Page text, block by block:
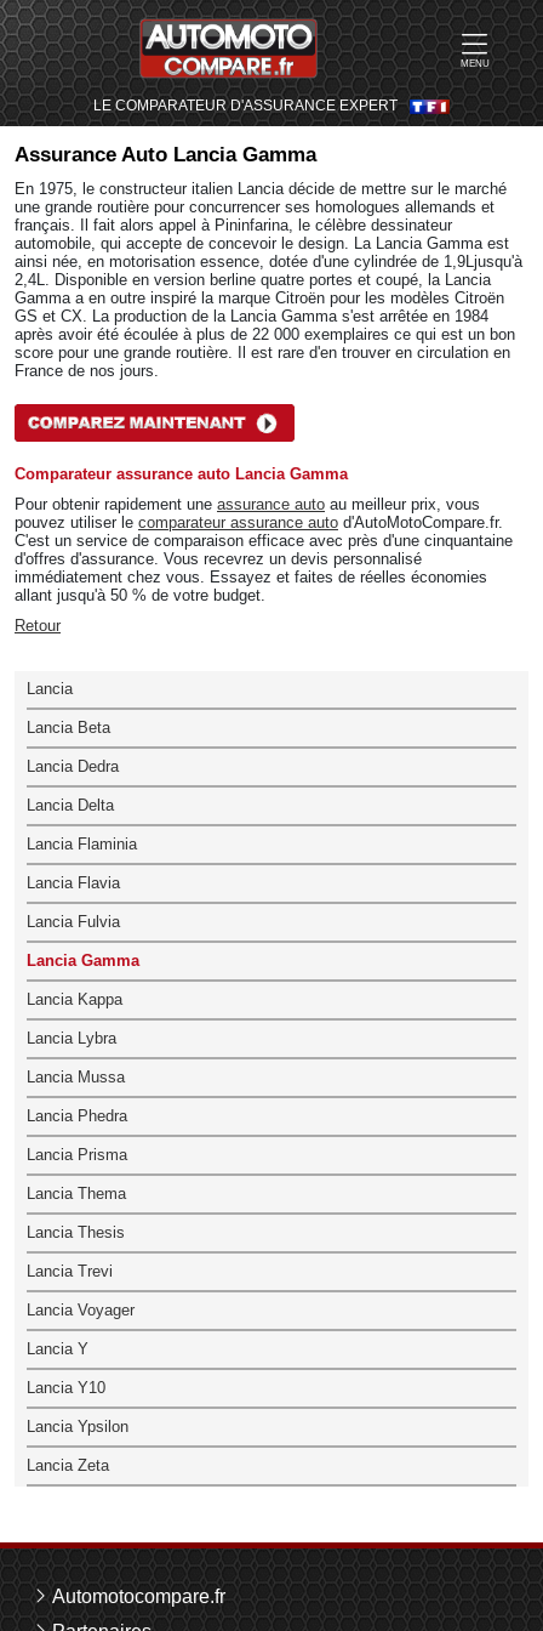
MENU
LE COMPARATEUR D'ASSURANCE EXPERT
Assurance Auto Lancia Gamma
En 1975, le constructeur italien Lancia décide de mettre sur le marché
une grande routière pour concurrencer ses homologues allemands et
français. Il fait alors appel à Pininfarina, le célèbre dessinateur
automobile, qui accepte de concevoir le design. La Lancia Gamma est
ainsi née, en motorisation essence, dotée d'une cylindrée de 1,9Ljusqu'à
2,4L. Disponible en version berline quatre portes et coupé, la Lancia
Gamma a en outre inspiré la marque Citroën pour les modèles Citroën
GS et CX. La production de la Lancia Gamma s'est arrêtée en 1984
après avoir été écoulée à plus de 22 000 exemplaires ce qui est un bon
score pour une grande routière. Il est rare d'en trouver en circulation en
France de nos jours.
Comparateur assurance auto Lancia Gamma
Pour obtenir rapidement une assurance auto au meilleur prix, vous
pouvez utiliser le comparateur assurance auto d'AutoMotoCompare.fr.
C'est un service de comparaison efficace avec près d'une cinquantaine
d'offres d'assurance. Vous recevrez un devis personnalisé
immédiatement chez vous. Essayez et faites de réelles économies
allant jusqu'à 50 % de votre budget.
Retour
Lancia
Lancia Beta
Lancia Dedra
Lancia Delta
Lancia Flaminia
Lancia Flavia
Lancia Fulvia
Lancia Gamma
Lancia Kappa
Lancia Lybra
Lancia Mussa
Lancia Phedra
Lancia Prisma
Lancia Thema
Lancia Thesis
Lancia Trevi
Lancia Voyager
Lancia Y
Lancia Y10
Lancia Ypsilon
Lancia Zeta
Automotocompare.fr